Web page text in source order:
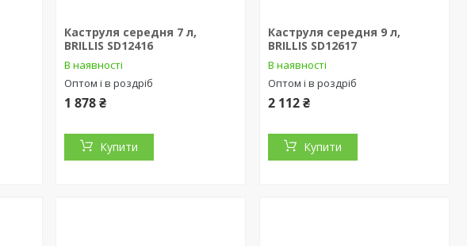
Каструля середня 7 л,
BRILLIS SD12416
В наявності
Оптом і в роздріб
1 878 ₴
Купити
Каструля середня 9 л,
BRILLIS SD12617
В наявності
Оптом і в роздріб
2 112 ₴
Купити